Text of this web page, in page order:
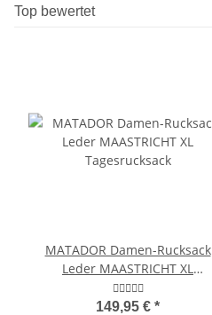
Top bewertet
MATADOR Damen-Rucksack
Leder MAASTRICHT XL
Tagesrucksack
149,95 € *